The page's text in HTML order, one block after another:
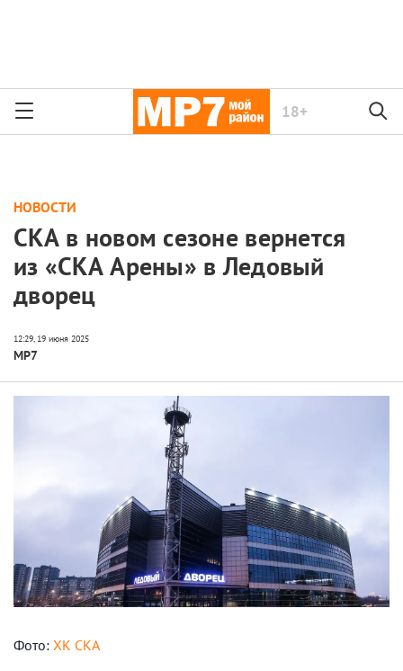
18+
НОВОСТИ
СКА в новом сезоне вернется
из «СКА Арены» в Ледовый
дворец
МР7
Фото: ХК СКА